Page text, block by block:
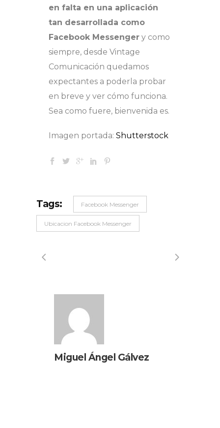
en falta en una aplicación
tan desarrollada como
Facebook Messenger y como
siempre, desde Vintage
Comunicación quedamos
expectantes a poderla probar
en breve y ver cómo funciona.
Sea como fuere, bienvenida es.
Imagen portada: Shutterstock
Tags: Facebook Messenger
Ubicacion Facebook Messenger
Miguel Ángel Gálvez